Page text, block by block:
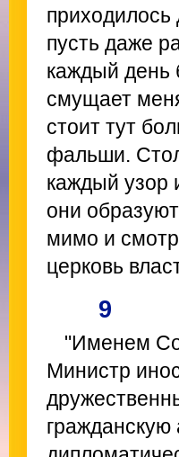
приходилось
пусть даже
каждый день
смущает
стоит тут
фальши.
каждый узор
они
мимо и
церковь
9
"Именем
Министр
гражданскую